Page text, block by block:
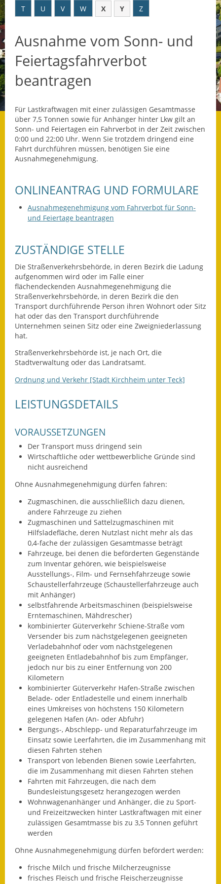
Datenschutz
Datenschutz im
Steueramt
Was die Alten noch
wussten!
Leichte Sprache
Infos in Leichter Sprache
Mitteilungsblatt
Nachhaltigkeitsbericht
Notfallplanung
Ortsplan
Schadensmeldung
Straßenbau
Ausweichfahrplan
Zahlen und Fakten
Rathaus
Bauhof Notzingen
Behördenadressen
Beratungsstellen im
Landkreis
Dienstleistungen
Formulare
Gemeinderat
Sitzungsberichte 2015
Sitzungsberichte 2016
Sitzungsberichte 2017
Sitzungsberichte 2018
Sitzungsberichte 2019
Sitzungsberichte 2020
Gemeindeverwaltung
Haushalt & Finanzen
T
U V W X Y Z
Ausnahme vom Sonn- und
Feiertagsfahrverbot
beantragen
Für Lastkraftwagen mit einer zulässigen Gesamtmasse
über 7,5 Tonnen sowie für Anhänger hinter Lkw gilt an
Sonn- und Feiertagen ein Fahrverbot in der Zeit zwischen
0:00 und 22:00 Uhr. Wenn Sie trotzdem dringend eine
Fahrt durchführen müssen, benötigen Sie eine
Ausnahmegenehmigung.
ONLINEANTRAG UND FORMULARE
Ausnahmegenehmigung vom Fahrverbot für Sonn-
und Feiertage beantragen
ZUSTÄNDIGE STELLE
Die Straßenverkehrsbehörde, in deren Bezirk die Ladung
aufgenommen wird oder im Falle einer
flächendeckenden Ausnahmegenehmigung die
Straßenverkehrsbehörde, in deren Bezirk die den
Transport durchführende Person ihren Wohnort oder Sitz
hat oder das den Transport durchführende
Unternehmen seinen Sitz oder eine Zweigniederlassung
hat.
Straßenverkehrsbehörde ist, je nach Ort, die
Stadtverwaltung oder das Landratsamt.
Ordnung und Verkehr [Stadt Kirchheim unter Teck]
LEISTUNGSDETAILS
VORAUSSETZUNGEN
Der Transport muss dringend sein
Wirtschaftliche oder wettbewerbliche Gründe sind
nicht ausreichend
Ohne Ausnahmegenehmigung dürfen fahren:
Zugmaschinen, die ausschließlich dazu dienen,
andere Fahrzeuge zu ziehen
Zugmaschinen und Sattelzugmaschinen mit
Hilfsladefläche, deren Nutzlast nicht mehr als das
0,4-fache der zulässigen Gesamtmasse beträgt
Fahrzeuge, bei denen die beförderten Gegenstände
zum Inventar gehören, wie beispielsweise
Ausstellungs-, Film- und Fernsehfahrzeuge sowie
Schaustellerfahrzeuge (Schaustellerfahrzeuge auch
mit Anhänger)
selbstfahrende Arbeitsmaschinen (beispielsweise
Erntemaschinen, Mähdrescher)
kombinierter Güterverkehr Schiene-Straße vom
Versender bis zum nächstgelegenen geeigneten
Verladebahnhof oder vom nächstgelegenen
geeigneten Entladebahnhof bis zum Empfänger,
jedoch nur bis zu einer Entfernung von 200
Kilometern
kombinierter Güterverkehr Hafen-Straße zwischen
Belade- oder Entladestelle und einem innerhalb
eines Umkreises von höchstens 150 Kilometern
gelegenen Hafen (An- oder Abfuhr)
Bergungs-, Abschlepp- und Reparaturfahrzeuge im
Einsatz sowie Leerfahrten, die im Zusammenhang mit
diesen Fahrten stehen
Transport von lebenden Bienen sowie Leerfahrten,
die im Zusammenhang mit diesen Fahrten stehen
Fahrten mit Fahrzeugen, die nach dem
Bundesleistungsgesetz herangezogen werden
Wohnwagenanhänger und Anhänger, die zu Sport-
und Freizeitzwecken hinter Lastkraftwagen mit einer
zulässigen Gesamtmasse bis zu 3,5 Tonnen geführt
werden
Ohne Ausnahmegenehmigung dürfen befördert werden:
frische Milch und frische Milcherzeugnisse
frisches Fleisch und frische Fleischerzeugnisse